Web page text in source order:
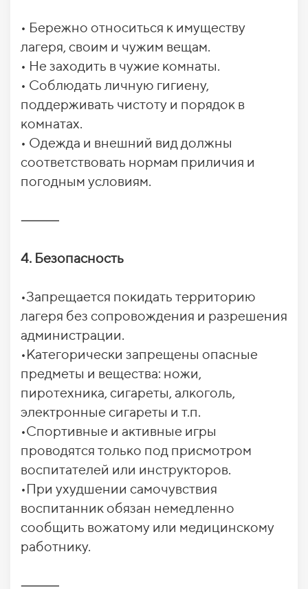
• Бережно относиться к имуществу
лагеря, своим и чужим вещам.
• Не заходить в чужие комнаты.
• Соблюдать личную гигиену,
поддерживать чистоту и порядок в
комнатах.
• Одежда и внешний вид должны
соответствовать нормам приличия и
погодным условиям.
⸻
4. Безопасность
•Запрещается покидать территорию
лагеря без сопровождения и разрешения
администрации.
•Категорически запрещены опасные
предметы и вещества: ножи,
пиротехника, сигареты, алкоголь,
электронные сигареты и т.п.
•Спортивные и активные игры
проводятся только под присмотром
воспитателей или инструкторов.
•При ухудшении самочувствия
воспитанник обязан немедленно
сообщить вожатому или медицинскому
работнику.
⸻